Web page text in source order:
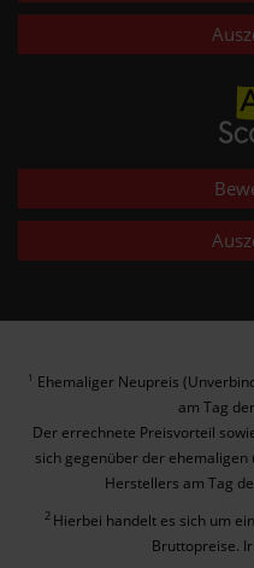
1 Ehemaliger Neupreis
am Tag
Der errechnete Preisvorteil
sich gegenüber der
Herstellers am Tag
2 Hierbei handelt es sich um
Bruttopreise.